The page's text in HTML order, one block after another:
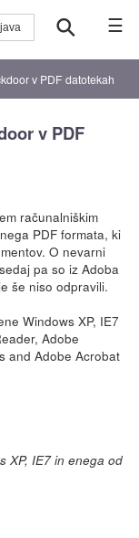
☰
v PDF datotekah
v PDF
računalniškim
PDF formata, ki
O nevarni
pa so iz Adoba
še niso odpravili.
Windows XP, IE7
Adobe
and Adobe Acrobat
XP, IE7 in enega od